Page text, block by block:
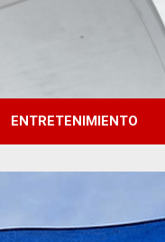
ENTRETENIMIENTO